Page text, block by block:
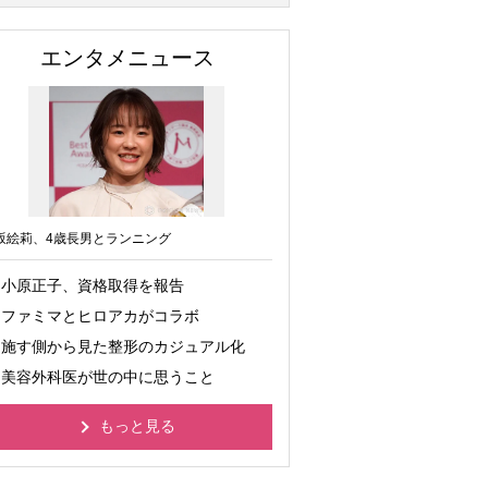
エンタメニュース
絵莉、4歳長男とランニング
小原正子、資格取得を報告
ファミマとヒロアカがコラボ
施す側から見た整形のカジュアル化
美容外科医が世の中に思うこと
もっと見る